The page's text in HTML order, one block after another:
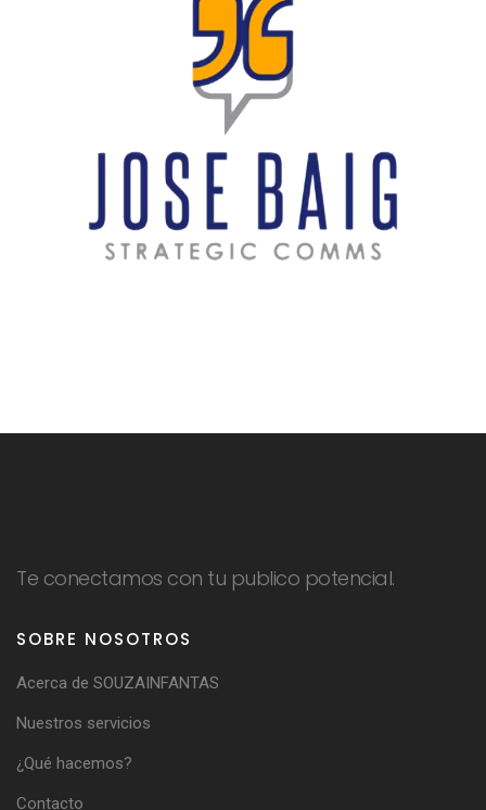
Te conectamos con tu publico potencial.
SOBRE NOSOTROS
Acerca de SOUZAINFANTAS
Nuestros servicios
¿Qué hacemos?
Contacto